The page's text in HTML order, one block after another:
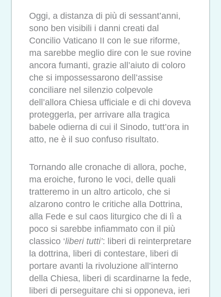
Oggi, a distanza di più di sessant’anni,
sono ben visibili i danni creati dal
Concilio Vaticano II con le sue riforme,
ma sarebbe meglio dire con le sue rovine
ancora fumanti, grazie all’aiuto di coloro
che si impossessarono dell’assise
conciliare nel silenzio colpevole
dell’allora Chiesa ufficiale e di chi doveva
proteggerla, per arrivare alla tragica
babele odierna di cui il Sinodo, tutt’ora in
atto, ne è il suo confuso risultato.
Tornando alle cronache di allora, poche,
ma eroiche, furono le voci, delle quali
tratteremo in un altro articolo, che si
alzarono contro le critiche alla Dottrina,
alla Fede e sul caos liturgico che di lì a
poco si sarebbe infiammato con il più
classico ‘liberi tutti’: liberi di reinterpretare
la dottrina, liberi di contestare, liberi di
portare avanti la rivoluzione all’interno
della Chiesa, liberi di scardinarne la fede,
liberi di perseguitare chi si opponeva, ieri